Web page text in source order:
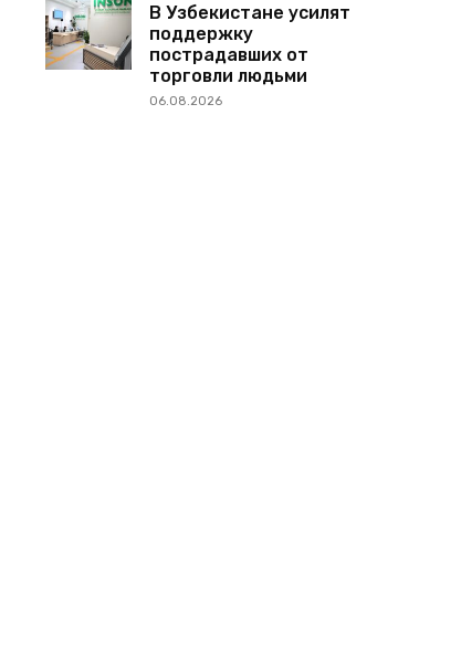
В Узбекистане усилят
поддержку
пострадавших от
торговли людьми
06.08.2026